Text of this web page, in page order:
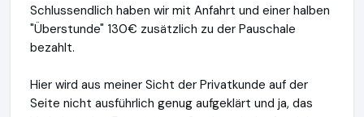
Schlussendlich haben wir mit Anfahrt und einer halben
"Überstunde" 130€ zusätzlich zu der Pauschale
bezahlt.
Hier wird aus meiner Sicht der Privatkunde auf der
Seite nicht ausführlich genug aufgeklärt und ja, das